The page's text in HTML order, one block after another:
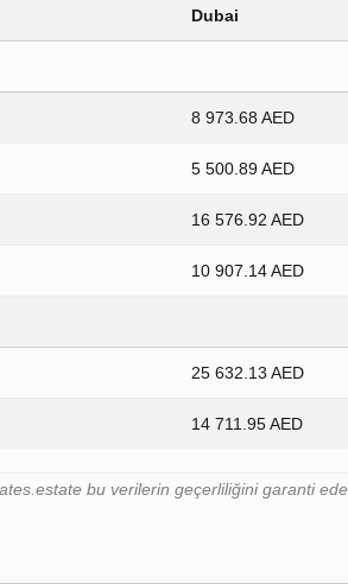
Dubai
8 973.68 AED
5 500.89 AED
16 576.92 AED
10 907.14 AED
25 632.13 AED
14 711.95 AED
bu verilerin geçerliliğini garanti